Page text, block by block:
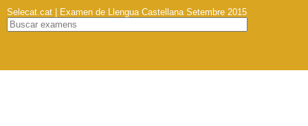
Selecat.cat | Examen de Llengua Castellana Setembre 2015